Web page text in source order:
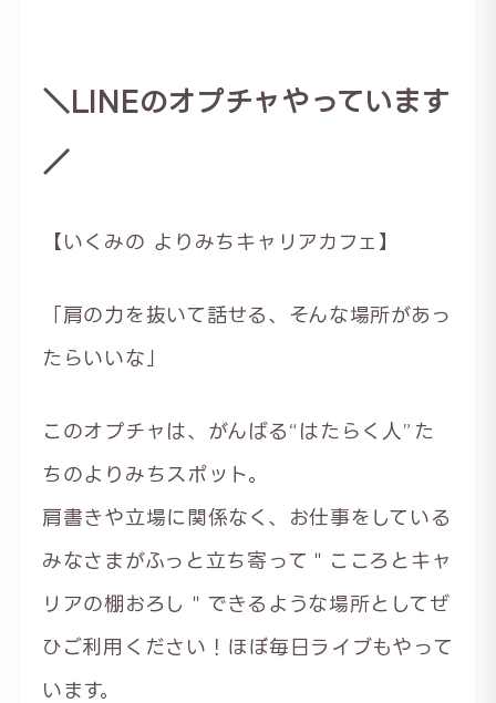
＼LINEのオプチャやっています
／
【いくみの よりみちキャリアカフェ】
「肩の力を抜いて話せる、そんな場所があっ
たらいいな」
このオプチャは、がんばる“はたらく人”た
ちのよりみちスポット。
肩書きや立場に関係なく、お仕事をしている
みなさまがふっと立ち寄って＂こころとキャ
リアの棚おろし＂できるような場所としてぜ
ひご利用ください！ほぼ毎日ライブもやって
います。